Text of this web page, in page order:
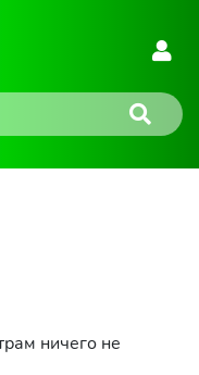
ничего не